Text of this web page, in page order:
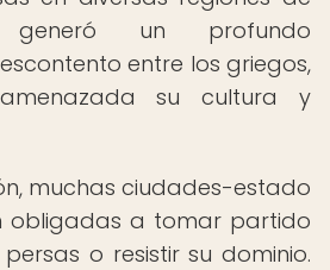
generó un profundo
entre los griegos,
su cultura y
muchas ciudades-estado
obligadas a tomar partido
o resistir su dominio.